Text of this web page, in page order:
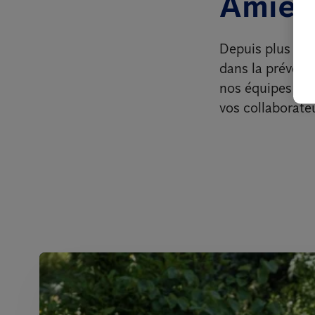
Depuis plus de
dans la
nos équipes
vos